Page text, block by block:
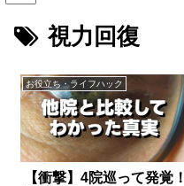
視力回復
お役立ち・ライフハック
【衝撃】4院巡って発覚！